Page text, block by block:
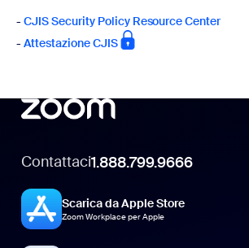
- CJIS Security Policy Resource Center
- Attestazione CJIS
Contattaci1.888.799.9666
Scarica da Apple Store
Zoom Workplace per Apple